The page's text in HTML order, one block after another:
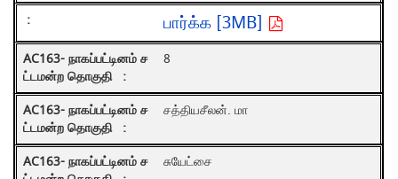
பார்க்க [3MB]
8
சத்தியசீலன். மா
சுயேட்சை